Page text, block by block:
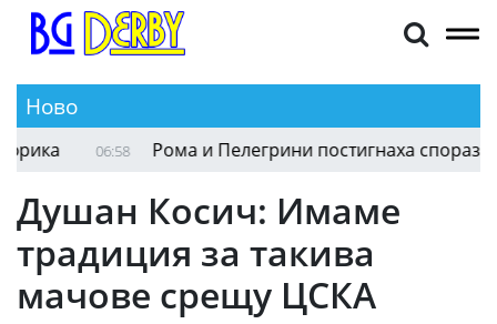
Ново
06:58 Рома и Пелегрини постигнаха
Душан Косич: Имаме
традиция за такива
мачове срещу ЦСКА